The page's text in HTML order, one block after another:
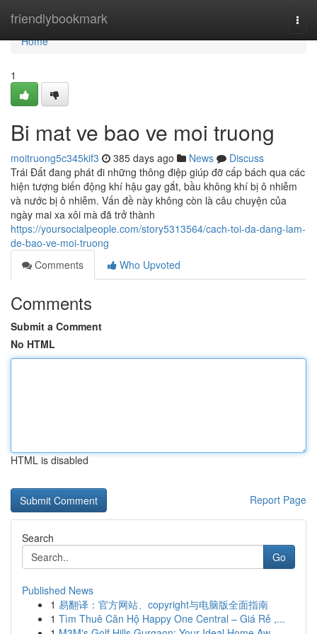
friendlybookmark
Home
Home
1
Bi mat ve bao ve moi truong
moitruong5c345kif3 385 days ago News
Discuss
Trái Đất đang phát đi những thông điệp giúp đỡ cấp bách qua các
hiện tượng biến động khí hậu gay gắt, bầu không khí bị ô nhiễm
và nước bị ô nhiễm. Vấn đề này không còn là câu chuyện của
ngày mai xa xôi mà đã trở thành
https://yoursocialpeople.com/story5313564/cach-toi-da-dang-lam-
de-bao-ve-moi-truong
Comments
Who Upvoted
Comments
Submit a Comment
No HTML
HTML is disabled
Report Page
Search
Go
Published News
1 易翻译：官方网站、copyright与电脑版全面指南
1 Tìm Thuê Căn Hộ Happy One Central – Giá Rẻ ,...